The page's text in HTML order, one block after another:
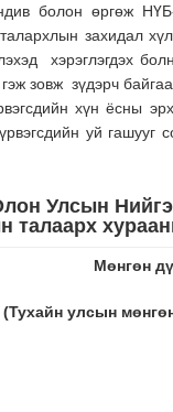
болон өргөж
захидал
хэрэглэгдэх
зовж зүдэрч
хүн ёсны
уй гашууг
Улсын
талаарх
Мөнгөн
(Тухайн улсын